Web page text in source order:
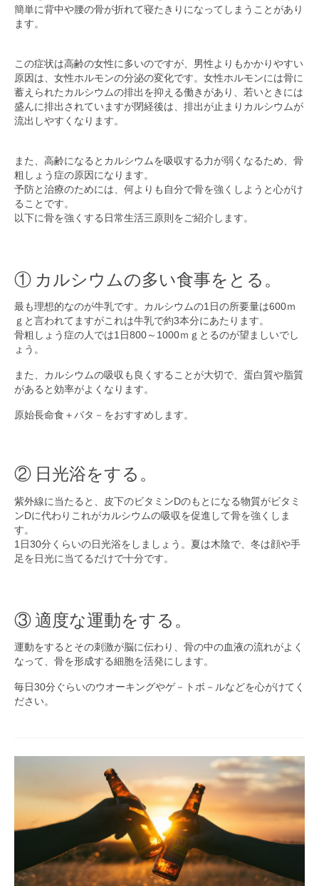
簡単に背中や腰の骨が折れて寝たきりになってしまうことがあり
ます。
この症状は高齢の女性に多いのですが、男性よりもかかりやすい
原因は、女性ホルモンの分泌の変化です。女性ホルモンには骨に
蓄えられたカルシウムの排出を抑える働きがあり、若いときには
盛んに排出されていますが閉経後は、排出が止まりカルシウムが
流出しやすくなります。
また、高齢になるとカルシウムを吸収する力が弱くなるため、骨
粗しょう症の原因になります。
予防と治療のためには、何よりも自分で骨を強くしようと心がけ
ることです。
以下に骨を強くする日常生活三原則をご紹介します。
① カルシウムの多い食事をとる。
最も理想的なのが牛乳です。カルシウムの1日の所要量は600ｍ
ｇと言われてますがこれは牛乳で約3本分にあたります。
骨粗しょう症の人では1日800～1000ｍｇとるのが望ましいでし
ょう。
また、カルシウムの吸収も良くすることが大切で、蛋白質や脂質
があると効率がよくなります。
原始長命食＋バタ－をおすすめします。
② 日光浴をする。
紫外線に当たると、皮下のビタミンDのもとになる物質がビタミ
ンDに代わりこれがカルシウムの吸収を促進して骨を強くしま
す。
1日30分くらいの日光浴をしましょう。夏は木陰で、冬は顔や手
足を日光に当てるだけで十分です。
③ 適度な運動をする。
運動をするとその刺激が脳に伝わり、骨の中の血液の流れがよく
なって、骨を形成する細胞を活発にします。
毎日30分ぐらいのウオーキングやゲ－トボ－ルなどを心がけてく
ださい。